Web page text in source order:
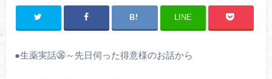
LINE
●生薬実話㊱～先日伺った得意様のお話から